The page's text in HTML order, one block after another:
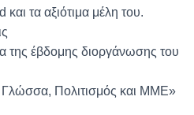
τα αξιότιμα μέλη του.
της έβδομης διοργάνωσης του
Γλώσσα, Πολιτισμός και ΜΜΕ»